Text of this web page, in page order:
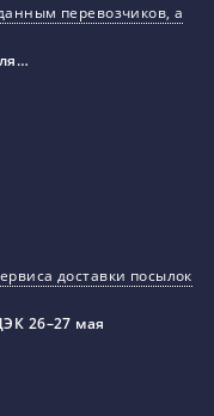
перевозчиков, а
доставки посылок
26–27 мая